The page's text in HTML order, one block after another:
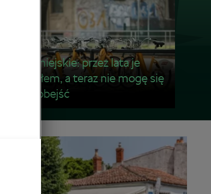
Rowery miejskie: przez lata je
ignorowałem, a teraz nie mogę się
bez nich obejść